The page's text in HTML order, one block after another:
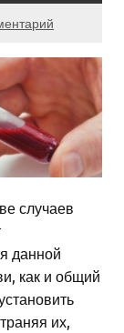
случаев
данной
как и общий
их,